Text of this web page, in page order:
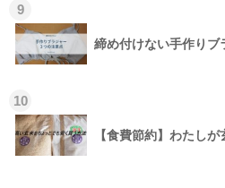
9
締め付けない手作りブ
10
【食費節約】わたし